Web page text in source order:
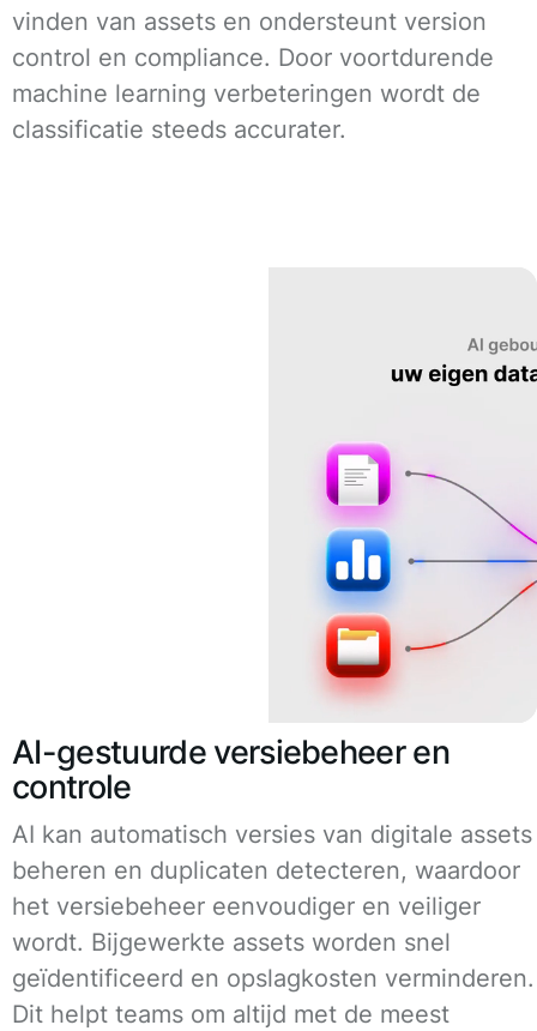
vinden van assets en ondersteunt version
control en compliance. Door voortdurende
machine learning verbeteringen wordt de
classificatie steeds accurater.
AI-gestuurde versiebeheer en
controle
AI kan automatisch versies van digitale assets
beheren en duplicaten detecteren, waardoor
het versiebeheer eenvoudiger en veiliger
wordt. Bijgewerkte assets worden snel
geïdentificeerd en opslagkosten verminderen.
Dit helpt teams om altijd met de meest